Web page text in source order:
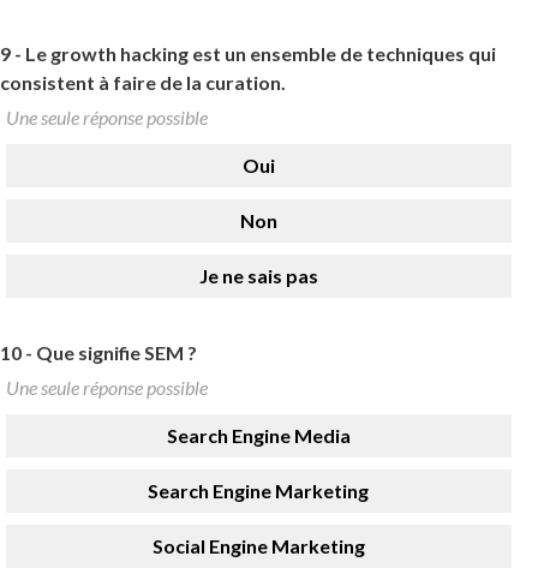
9 - Le growth hacking est un ensemble de techniques qui
consistent à faire de la curation.
Une seule réponse possible
Oui
Non
Je ne sais pas
10 - Que signifie SEM ?
Une seule réponse possible
Search Engine Media
Search Engine Marketing
Social Engine Marketing